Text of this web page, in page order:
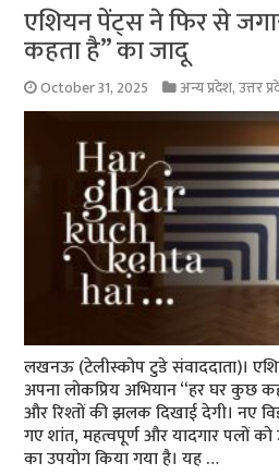
एशियन पेंट्स ने फिर से
कहता है” का जादू
October 31, 2025 अन्य प्रदेश,उत्तर
लखनऊ (टेलीस्कोप टुडे संवाददाता)।
अपना लोकप्रिय अभियान “हर घर कुछ
और रिश्तों की झलक दिखाई देगी। नए
गए शांत, महत्वपूर्ण और यादगार पलों
का उपयोग किया गया है। यह …